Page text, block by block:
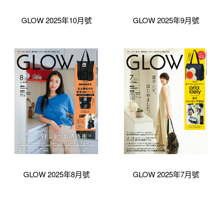
GLOW 2025年10月號 GLOW 2025年9月號
GLOW 2025年8月號 GLOW 2025年7月號